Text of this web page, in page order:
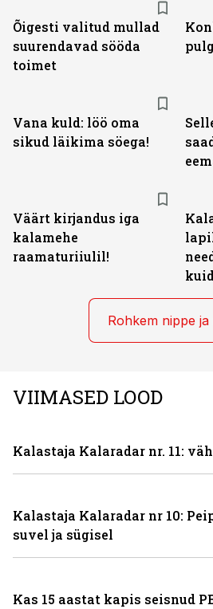
Õigesti valitud mullad
suurendavad sööda
toimet
Vana kuld: löö oma
sikud läikima söega!
Väärt kirjandus iga
kalamehe
raamaturiiulil!
Rohkem nippe ja
VIIMASED LOOD
Kalastaja Kalaradar nr. 11:
Kalastaja Kalaradar nr 10:
suvel ja sügisel
Kas 15 aastat kapis seisnud